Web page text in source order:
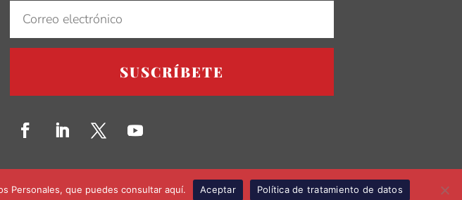
SUSCRÍBETE
Personales, que puedes consultar aquí. Aceptar Política de tratamiento de datos